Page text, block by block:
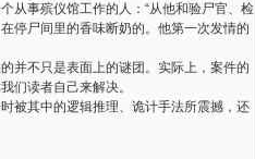
从事殡仪馆工作的人： “从他和验尸官、检
停尸间里的香味断奶的。他第一次发情的
并不只是表面上的谜团。实际上，案件的
们读者自己来解决。
被其中的逻辑推理、诡计手法所震撼，还